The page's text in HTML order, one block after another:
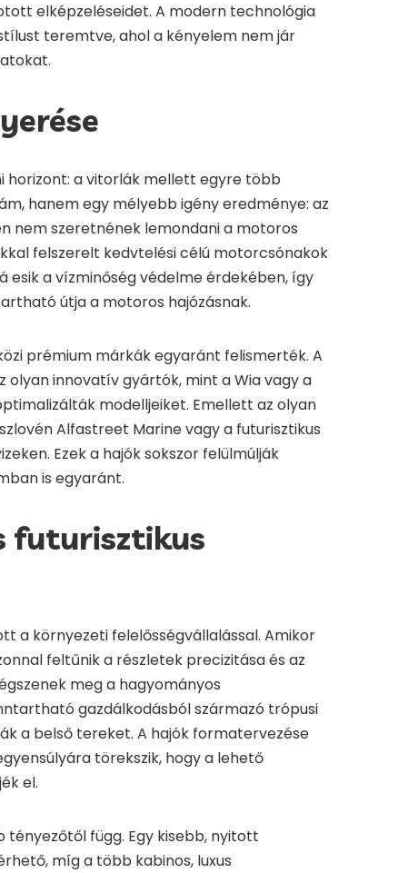
elképzeléseidet. A modern technológia
teremtve, ahol a kényelem nem jár
a vitorlák mellett egyre több
hanem egy mélyebb igény eredménye: az
nem szeretnének lemondani a motoros
felszerelt kedvtelési célú motorcsónakok
esik a vízminőség védelme érdekében, így
útja a motoros hajózásnak.
prémium márkák egyaránt felismerték. A
innovatív gyártók, mint a Wia vagy a
modelljeiket. Emellett az olyan
Alfastreet Marine vagy a futurisztikus
Ezek a hajók sokszor felülmúlják
is egyaránt.
futurisztikus
a környezeti felelősségvállalással. Amikor
feltűnik a részletek precizitása és az
meg a hagyományos
gazdálkodásból származó trópusi
a belső tereket. A hajók formatervezése
törekszik, hogy a lehető
el.
tényezőtől függ. Egy kisebb, nyitott
míg a több kabinos, luxus